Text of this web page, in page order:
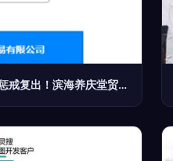
销售抑菌产品违法广告用语惩戒复出！滨海养庆堂贸易公司因‘消火止痛’宣传被罚款